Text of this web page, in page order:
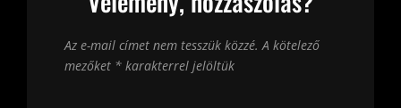
Az e-mail címet nem tesszük közzé. A kötelező
mezőket * karakterrel jelöltük